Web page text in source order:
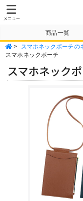
商品一覧
納期・送料につい
> スマホネックポーチの
スマホネックポーチ
スマホネック
Previous